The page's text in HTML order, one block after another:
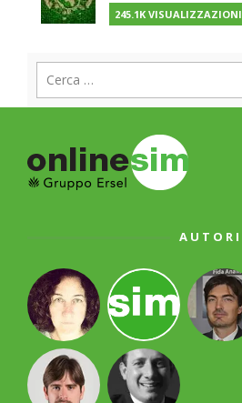
245.1K VISUALIZZAZIONI
AUTORI